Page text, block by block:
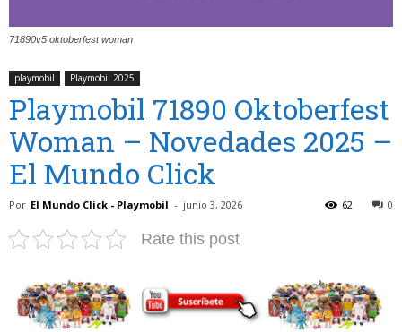
71890v5 oktoberfest woman
playmobil Playmobil 2025
Playmobil 71890 Oktoberfest
Woman – Novedades 2025 –
El Mundo Click
Por El Mundo Click - Playmobil - junio 3, 2026 0
62
Rate this post